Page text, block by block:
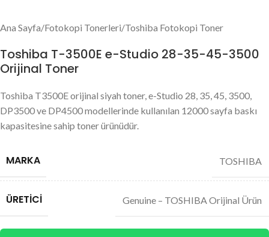
Ana Sayfa/Fotokopi Tonerleri/Toshiba Fotokopi Toner
Toshiba T-3500E e-Studio 28-35-45-3500
Orijinal Toner
Toshiba T3500E orijinal siyah toner, e-Studio 28, 35, 45, 3500,
DP3500 ve DP4500 modellerinde kullanılan 12000 sayfa baskı
kapasitesine sahip toner ürünüdür.
MARKA TOSHIBA
ÜRETICI Genuine – TOSHIBA Orijinal Ürün